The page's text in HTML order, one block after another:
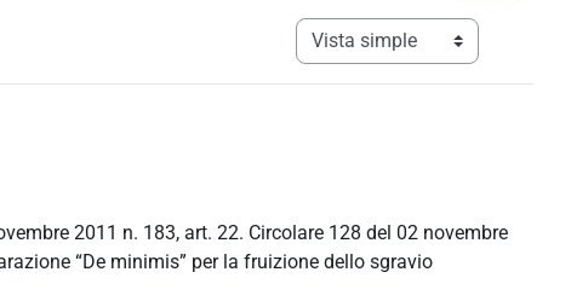
Ver modo de navegación
2011 n. 183, art. 22. Circolare 128 del 02 novembre
“De minimis” per la fruizione dello sgravio